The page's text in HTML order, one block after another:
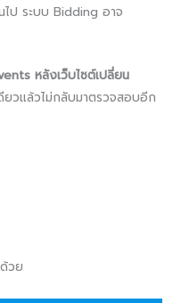
ไป ระบบ Bidding อาจ
หลังเว็บไซต์เปลี่ยน
วแล้วไม่กลับมาตรวจสอบอีก
วย